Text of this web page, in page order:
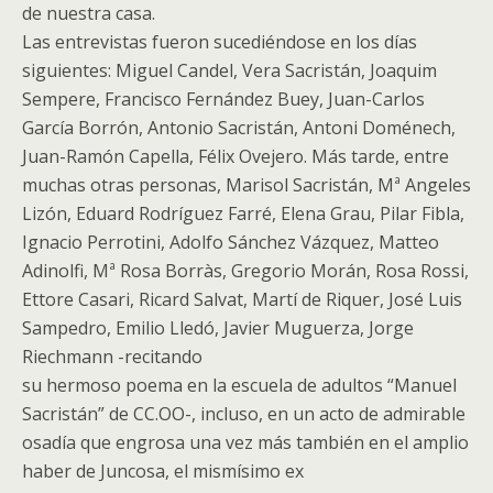
de nuestra casa.
Las entrevistas fueron sucediéndose en los días
siguientes: Miguel Candel, Vera Sacristán, Joaquim
Sempere, Francisco Fernández Buey, Juan-Carlos
García Borrón, Antonio Sacristán, Antoni Doménech,
Juan-Ramón Capella, Félix Ovejero. Más tarde, entre
muchas otras personas, Marisol Sacristán, Mª Angeles
Lizón, Eduard Rodríguez Farré, Elena Grau, Pilar Fibla,
Ignacio Perrotini, Adolfo Sánchez Vázquez, Matteo
Adinolfi, Mª Rosa Borràs, Gregorio Morán, Rosa Rossi,
Ettore Casari, Ricard Salvat, Martí de Riquer, José Luis
Sampedro, Emilio Lledó, Javier Muguerza, Jorge
Riechmann -recitando
su hermoso poema en la escuela de adultos “Manuel
Sacristán” de CC.OO-, incluso, en un acto de admirable
osadía que engrosa una vez más también en el amplio
haber de Juncosa, el mismísimo ex